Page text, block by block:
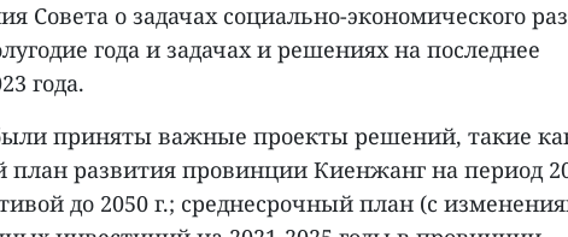
Совета о задачах социально-экономического
года и задачах и решениях на последнее
года.
приняты важные проекты решений, такие
план развития провинции Киенжанг на период
до 2050 г.; среднесрочный план (с